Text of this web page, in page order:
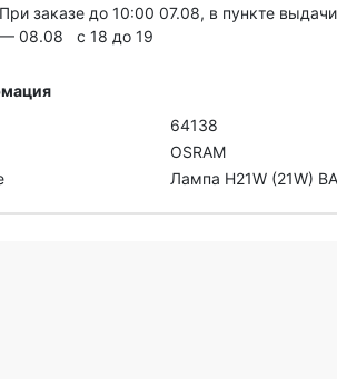
При заказе до 10:00 07.08, в пункте
— 08.08 c 18 до 19
64138
OSRAM
Лампа H21W (21W)